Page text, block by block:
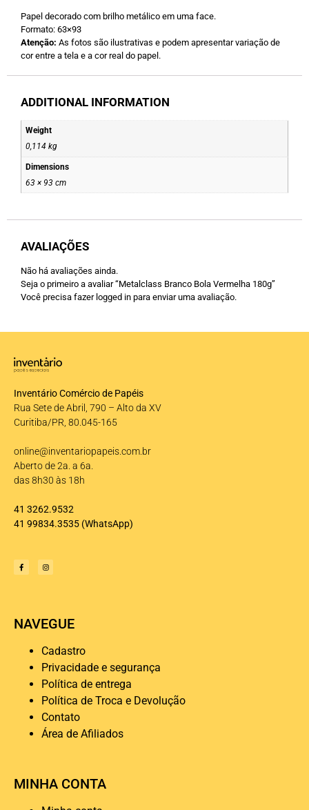
Papel decorado com brilho metálico em uma face.
Formato: 63×93
Atenção: As fotos são ilustrativas e podem apresentar variação de
cor entre a tela e a cor real do papel.
ADDITIONAL INFORMATION
Weight
0,114 kg
Dimensions
63 × 93 cm
AVALIAÇÕES
Não há avaliações ainda.
Seja o primeiro a avaliar “Metalclass Branco Bola Vermelha 180g”
Você precisa fazer logged in para enviar uma avaliação.
Inventário Comércio de Papéis
Rua Sete de Abril, 790 – Alto da XV
Curitiba/PR, 80.045-165
online@inventariopapeis.com.br
Aberto de 2a. a 6a.
das 8h30 às 18h
41 3262.9532
41 99834.3535 (WhatsApp)
NAVEGUE
Cadastro
Privacidade e segurança
Política de entrega
Política de Troca e Devolução
Contato
Área de Afiliados
MINHA CONTA